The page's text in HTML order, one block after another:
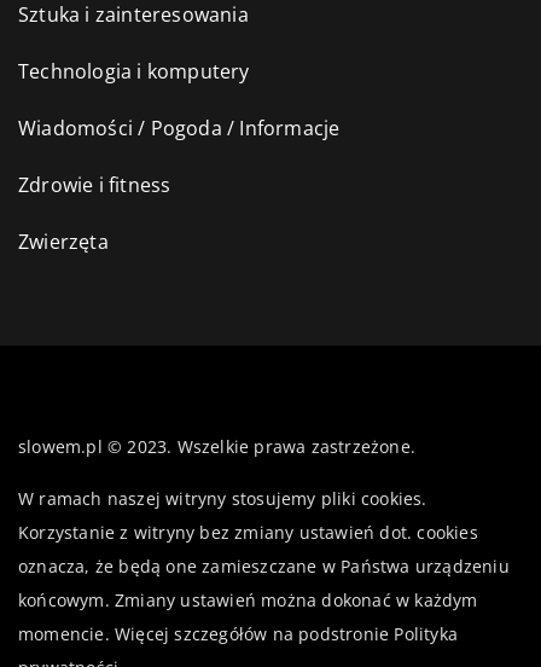
Sztuka i zainteresowania
Technologia i komputery
Wiadomości / Pogoda / Informacje
Zdrowie i fitness
Zwierzęta
slowem.pl © 2023. Wszelkie prawa zastrzeżone.
W ramach naszej witryny stosujemy pliki cookies.
Korzystanie z witryny bez zmiany ustawień dot. cookies
oznacza, że będą one zamieszczane w Państwa urządzeniu
końcowym. Zmiany ustawień można dokonać w każdym
momencie. Więcej szczegółów na podstronie Polityka